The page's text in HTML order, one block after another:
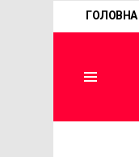
ГОЛОВНА